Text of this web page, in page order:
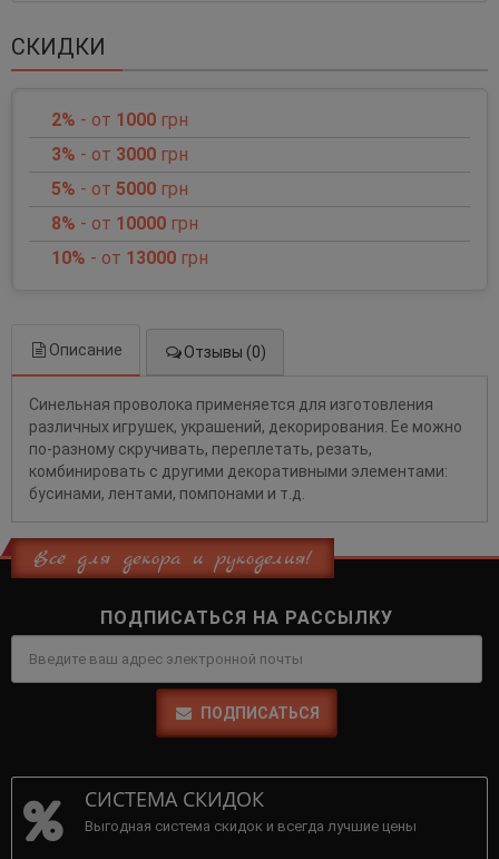
СКИДКИ
2% - от 1000 грн
3% - от 3000 грн
5% - от 5000 грн
8% - от 10000 грн
10% - от 13000 грн
Описание Отзывы (0)
Синельная проволока применяется для изготовления
различных игрушек, украшений, декорирования. Ее можно
по-разному скручивать, переплетать, резать,
комбинировать с другими декоративными элементами:
бусинами, лентами, помпонами и т.д.
Всё для декора и рукоделия!
ПОДПИСАТЬСЯ НА РАССЫЛКУ
ПОДПИСАТЬСЯ
СИСТЕМА СКИДОК
Выгодная система скидок и всегда лучшие цены